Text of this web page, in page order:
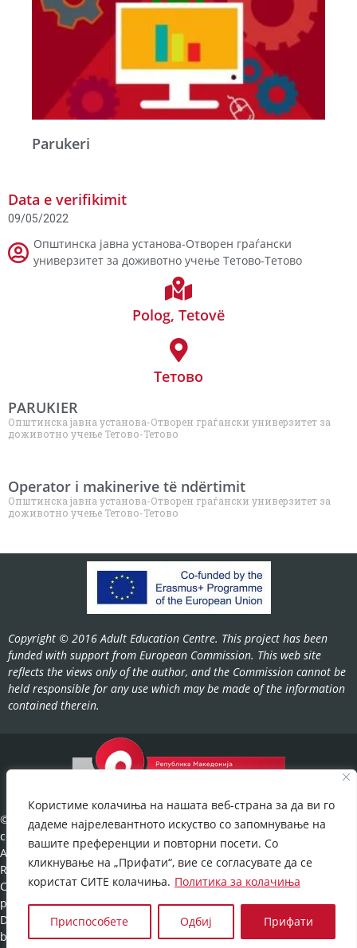
Користиме колачиња на нашата веб-страна за да ви го
дадеме најрелевантното искуство со запомнување на
вашите преференции и повторни посети. Со
кликнување на „Прифати“, вие се согласувате да се
користат СИТЕ колачиња. Политика за колачиња
Приспособете Одбиј Прифати
Parukeri
Data e verifikimit
09/05/2022
Општинска јавна установа-Отворен граѓански
универзитет за доживотно учење Тетово-Тетово
Polog, Tetovë
Тетово
PARUKIER
Општинска јавна установа-Отворен граѓански универзитет за
доживотно учење Тетово-Тетово
Operator i makinerive të ndërtimit
Општинска јавна установа-Отворен граѓански универзитет за
доживотно учење Тетово-Тетово
Copyright © 2016 Adult Education Centre. This project has been
funded with support from European Commission. This web site
reflects the views only of the author, and the Commission cannot be
held responsible for any use which may be made of the information
contained therein.
©2022-
cov.gov.mk.
All Rights
Reserved.
Cookies
policy©
Developed
by:
UNET